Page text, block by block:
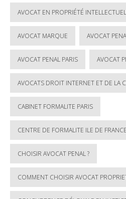
AVOCAT EN PROPRIÉTÉ
AVOCAT MARQUE AVOCAT
AVOCAT PENAL PARIS AVOCAT
AVOCATS DROIT INTERNET ET DE LA
CABINET FORMALITE PARIS
CENTRE DE FORMALITE ILE DE FRANCE
CHOISIR AVOCAT PENAL ?
COMMENT CHOISIR AVOCAT